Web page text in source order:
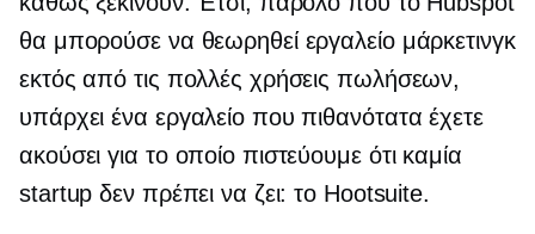
θα μπορούσε να θεωρηθεί εργαλείο μάρκετινγκ
εκτός από τις πολλές χρήσεις πωλήσεων,
υπάρχει ένα εργαλείο που πιθανότατα έχετε
ακούσει για το οποίο πιστεύουμε ότι καμία
startup δεν πρέπει να ζει: το Hootsuite.